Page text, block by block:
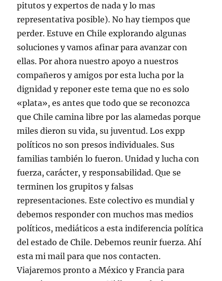
pitutos y expertos de nada y lo mas
representativa posible). No hay tiempos que
perder. Estuve en Chile explorando algunas
soluciones y vamos afinar para avanzar con
ellas. Por ahora nuestro apoyo a nuestros
compañeros y amigos por esta lucha por la
dignidad y reponer este tema que no es solo
«plata», es antes que todo que se reconozca
que Chile camina libre por las alamedas porque
miles dieron su vida, su juventud. Los expp
políticos no son presos individuales. Sus
familias también lo fueron. Unidad y lucha con
fuerza, carácter, y responsabilidad. Que se
terminen los grupitos y falsas
representaciones. Este colectivo es mundial y
debemos responder con muchos mas medios
políticos, mediáticos a esta indiferencia política
del estado de Chile. Debemos reunir fuerza. Ahí
esta mi mail para que nos contacten.
Viajaremos pronto a México y Francia para